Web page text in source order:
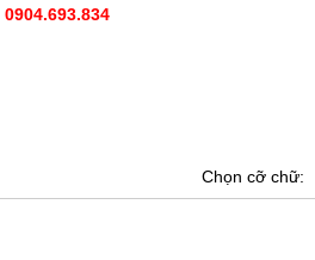
Chọn cỡ chữ: